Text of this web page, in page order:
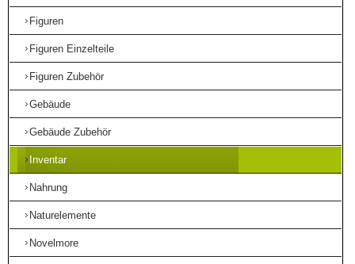
Figuren
Figuren Einzelteile
Figuren Zubehör
Gebäude
Gebäude Zubehör
Inventar
Nahrung
Naturelemente
Novelmore